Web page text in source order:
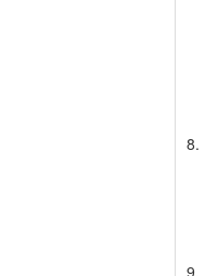
8.
9.